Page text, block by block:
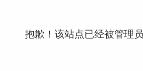
抱歉！该站点已经被管理